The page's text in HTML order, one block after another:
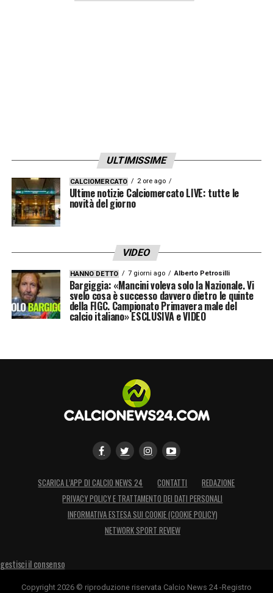
ULTIMISSIME
CALCIOMERCATO 2 ore ago
Ultime notizie Calciomercato LIVE: tutte le
novità del giorno
VIDEO
HANNO DETTO 7 giorni ago Alberto Petrosilli
Bargiggia: «Mancini voleva solo la Nazionale. Vi
svelo cosa è successo davvero dietro le quinte
della FIGC. Campionato Primavera male del
calcio italiano» ESCLUSIVA e VIDEO
SCARICA L’APP DI CALCIO NEWS 24 CONTATTI
REDAZIONE
PRIVACY POLICY E TRATTAMENTO DEI DATI PERSONALI
INFORMATIVA ESTESA SUI COOKIE (COOKIE POLICY)
NETWORK SPORT REVIEW
gestisci il consenso
Copyright 2026 © riproduzione riservata Calcio News 24 -Registro